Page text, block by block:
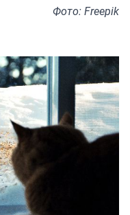
Фото: Freepik